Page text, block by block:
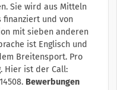
Sie wird aus Mitteln
finanziert und von
mit sieben anderen
ist Englisch und
Breitensport. Pro
Hier ist der Call:
. Bewerbungen